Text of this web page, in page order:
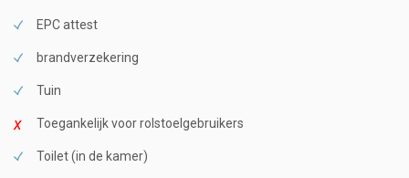
EPC attest
brandverzekering
Tuin
Toegankelijk voor rolstoelgebruikers
Toilet (in de kamer)